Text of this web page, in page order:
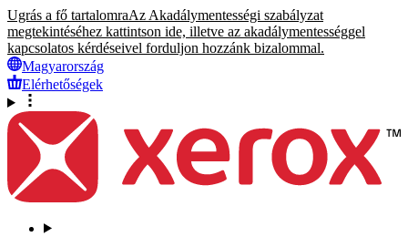
Ugrás a fő tartalomraAz Akadálymentességi szabályzat
megtekintéséhez kattintson ide, illetve az akadálymentességgel
kapcsolatos kérdéseivel forduljon hozzánk bizalommal.
Magyarország
Elérhetőségek